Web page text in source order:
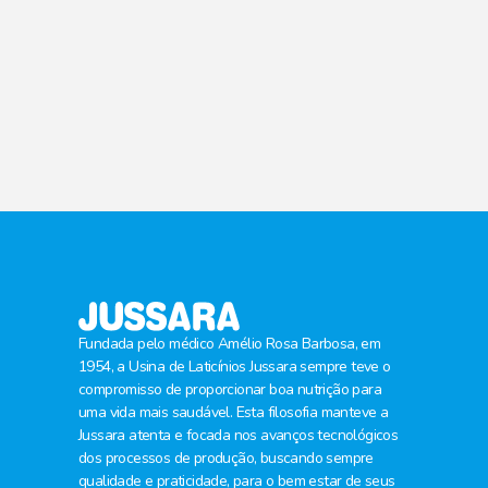
Fundada pelo médico Amélio Rosa Barbosa, em
1954, a Usina de Laticínios Jussara sempre teve o
compromisso de proporcionar boa nutrição para
uma vida mais saudável. Esta filosofia manteve a
Jussara atenta e focada nos avanços tecnológicos
dos processos de produção, buscando sempre
qualidade e praticidade, para o bem estar de seus